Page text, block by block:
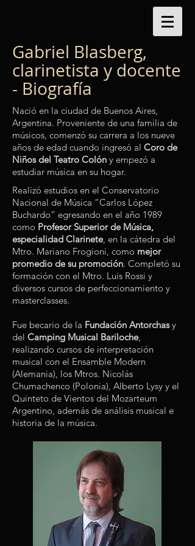
Gabriel Blasberg,
clarinetista y docente
- Biografía
Nació en la ciudad de Buenos Aires,
Argentina. Proveniente de una familia de
músicos, comenzó su carrera a los nueve
años de edad cuando ingresó al Coro de
Niños del Teatro Colón y empezó a
estudiar música en su hogar.
​Realizó estudios en el Conservatorio
Nacional de Música “Carlos López
Buchardo” egresando en el año 1989
como Profesor Superior de Música,
especialidad Clarinete, en la cátedra del
Mtro. Mariano Frogioni, como mejor
promedio de su promoción. Completó su
formación con el Mtro. Luis Rossi y
diversos cursos de perfeccionamiento y
masterclasses.
Fue becario de la Fundación Antorchasy
del Camping Musical Bariloche,
realizando cursos de interpretación
musical con el Ensamble Modern
(Alemania), los Mtros. Nicolás
Chumachenco (Polonia), Alberto Lysy y el
Quinteto de Vientos del Mozarteum
Argentino, además de análisis musical e
historia de la música.